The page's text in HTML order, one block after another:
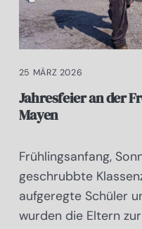
25 MÄRZ 2026
Jahresfeier an der
Mayen
Frühlingsanfang,
geschrubbte
aufgeregte Schüler
wurden die Eltern